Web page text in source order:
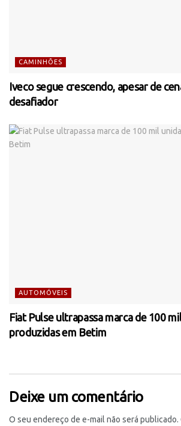
CAMINHÕES
Iveco segue crescendo, apesar de
desafiador
AUTOMÓVEIS
Fiat Pulse ultrapassa marca de 100
produzidas em Betim
Deixe um comentário
O seu endereço de e-mail não será publicado.